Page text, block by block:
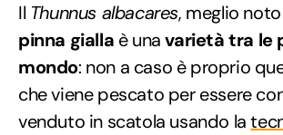
Il Thunnus albacares, meglio
pinna gialla è unavarietà tra le
mondo: non a caso è proprio
che viene pescato per essere
venduto in scatola usando la